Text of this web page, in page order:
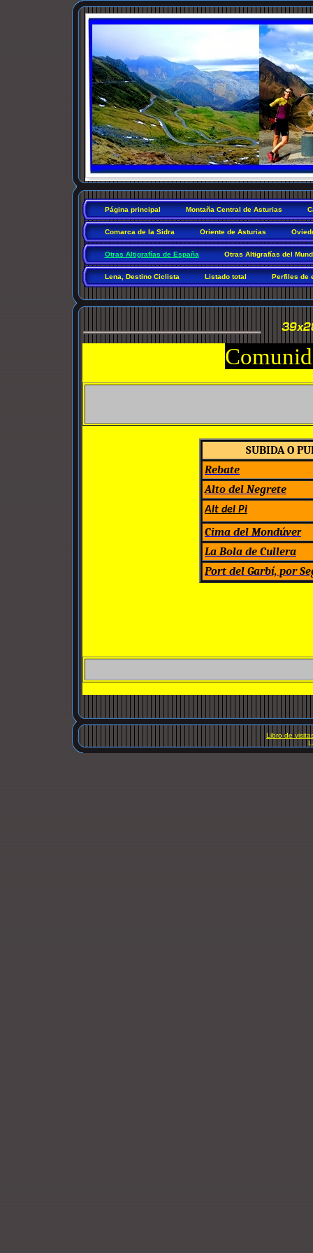
Página principal Montaña Central de Asturias
Comarca de la Sidra Oriente de Asturias
Otras Altigrafías de España Otras Altigrafías del
Lena, Destino Ciclista Listado total Perfiles de
SUBIDA O
Rebate
Alto del Negrete
Alt del Pi
Cima del Mondúver
La Bola de Cullera
Port del Garbí, por
Libro de